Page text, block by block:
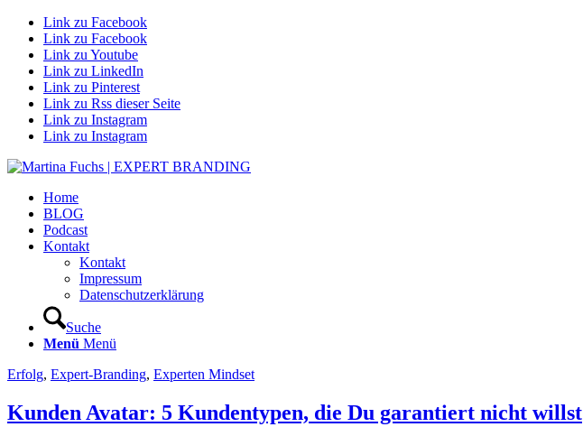
Link zu Facebook
Link zu Facebook
Link zu Youtube
Link zu LinkedIn
Link zu Pinterest
Link zu Rss dieser Seite
Link zu Instagram
Link zu Instagram
Home
BLOG
Podcast
Kontakt
Kontakt
Impressum
Datenschutzerklärung
Suche
Menü Menü
Erfolg, Expert-Branding, Experten Mindset
Kunden Avatar: 5 Kundentypen, die Du garantiert nicht willst